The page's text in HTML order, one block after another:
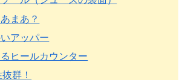
まあ？
アッパー
ヒールカウンター
群！